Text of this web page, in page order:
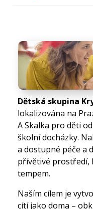
Táborová osada
Kontakt
Dětská skupina
lokalizována na
A Skalka pro děti
školní docházky.
a dostupné péče a
přívětivé prostředí,
tempem.
Naším cílem je
cítí jako doma –